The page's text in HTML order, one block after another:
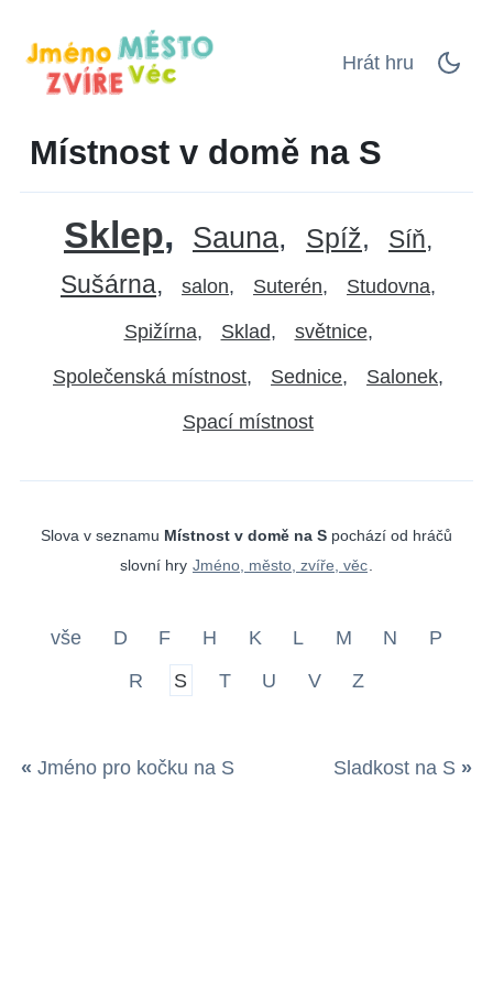
Hrát hru
Místnost v domě na S
Sklep Sauna Spíž
Síň
Sušárna
salon Suterén Studovna
Spižírna Sklad světnice
Společenská místnost Sednice Salonek
Spací místnost
Slova v seznamu Místnost v domě na S pochází od hráčů
slovní hry Jméno, město, zvíře, věc
vše D F H K L M N
P
R
S T U V Z
« Jméno pro kočku na S Sladkost na S »